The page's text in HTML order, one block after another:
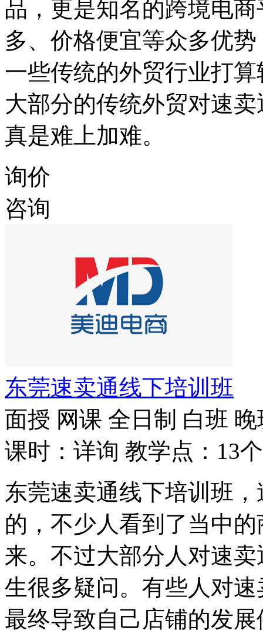
品，更是知名的跨境电
多、价格便宜等众多优
一些传统的外贸行业打
大部分的传统外贸对速
真是难上加难。
询价
咨询
东莞速卖通线下培训班
面授 网课 全日制 白班 晚
课时：详询 教学点：13个
东莞速卖通线下培训班
的，不少人看到了当中
来。不过大部分人对速
生很多疑问。有些人对
最终导致自己店铺的发